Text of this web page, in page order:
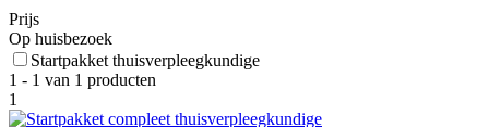
Prijs
Op huisbezoek
Startpakket thuisverpleegkundige
1 - 1 van 1 producten
1